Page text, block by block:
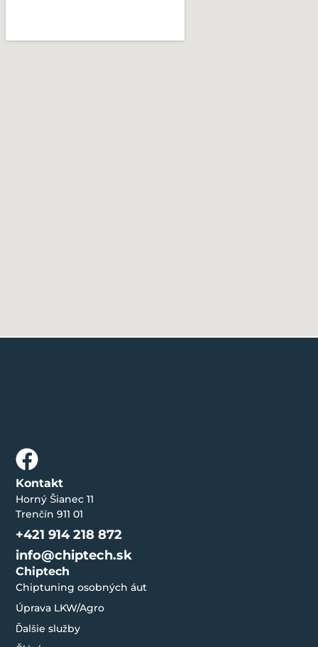
Chiptech
Chiptuning osobných áut
Úprava LKW/Agro
Ďalšie služby
Kontakt
Horný Šianec 11
Trenčín 911 01
+421 914 218 872
info@chiptech.sk